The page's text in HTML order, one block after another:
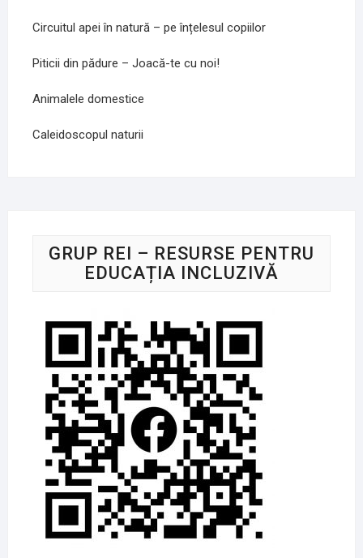
Circuitul apei în natură – pe înțelesul copiilor
Piticii din pădure – Joacă-te cu noi!
Animalele domestice
Caleidoscopul naturii
GRUP REI – RESURSE PENTRU
EDUCAȚIA INCLUZIVĂ